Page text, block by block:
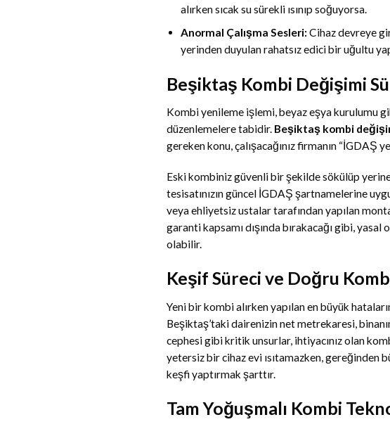
alırken sıcak su sürekli ısınıp soğuyorsa.
Anormal Çalışma Sesleri:Cihaz devreye
yerinden duyulan rahatsız edici bir uğultu
Beşiktaş Kombi Değişimi
Kombi yenileme işlemi, beyaz eşya kurulumu
düzenlemelere tabidir. Beşiktaş kombi
gereken konu, çalışacağınız firmanın “İGDAŞ
Eski kombiniz güvenli bir şekilde sökülüp
tesisatınızın güncel İGDAŞ şartnamelerine
veya ehliyetsiz ustalar tarafından yapılan
garanti kapsamı dışında bırakacağı gibi,
olabilir.
Keşif Süreci ve Doğru
Yeni bir kombi alırken yapılan en büyük
Beşiktaş’taki dairenizin net metrekaresi,
cephesi gibi kritik unsurlar, ihtiyacınız olan
yetersiz bir cihaz evi ısıtamazken,
keşfi yaptırmak şarttır.
Tam Yoğuşmalı Kombi